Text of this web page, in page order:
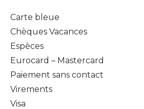
Carte bleue
Chèques Vacances
Espèces
Eurocard – Mastercard
Paiement sans contact
Virements
Visa